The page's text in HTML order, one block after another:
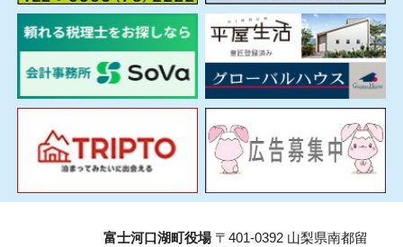
富士河口湖町役場〒401-0392 山梨県南都留